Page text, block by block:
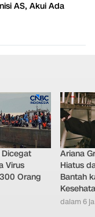
AS, Akui Ada
Dicegat
Virus
Orang
Ariana
Hiatus
Bantah
dalam 6